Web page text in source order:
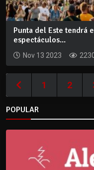
Punta del Este tendrá
espectáculos...
Nov 13 2023
1 2
POPULAR